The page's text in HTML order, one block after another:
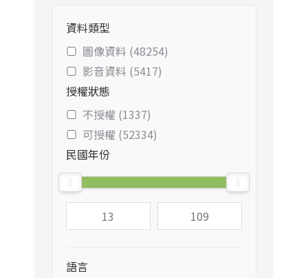
資料類型
圖像資料 (48254)
影音資料 (5417)
授權狀態
不授權 (1337)
可授權 (52334)
民國年份
語言